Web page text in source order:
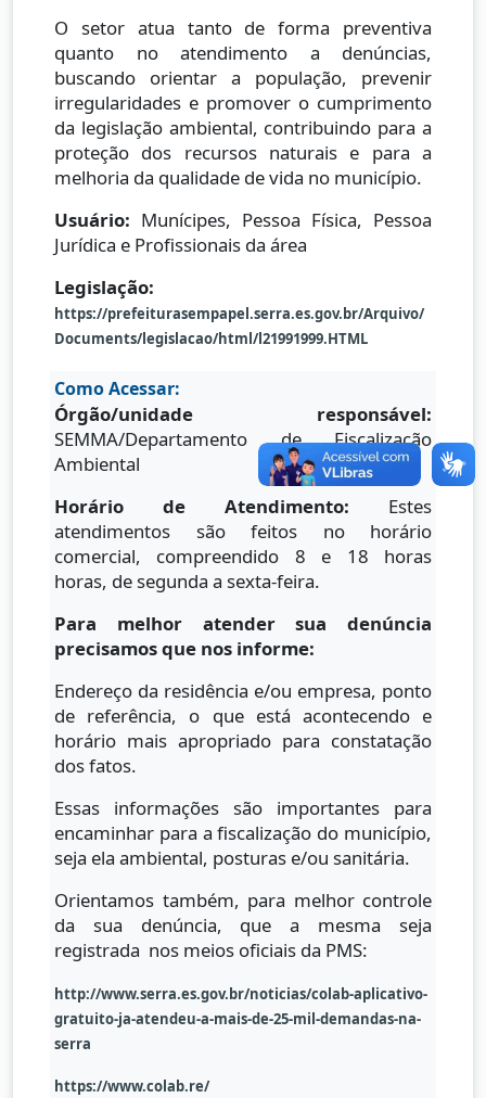
O setor atua tanto de forma preventiva
quanto no atendimento a denúncias,
buscando orientar a população, prevenir
irregularidades e promover o cumprimento
da legislação ambiental, contribuindo para a
proteção dos recursos naturais e para a
melhoria da qualidade de vida no município.
Usuário: Munícipes, Pessoa Física, Pessoa
Jurídica e Profissionais da área
Legislação:
https://prefeiturasempapel.serra.es.gov.br/Arquivo/
Documents/legislacao/html/l21991999.HTML
Como Acessar:
Órgão/unidade responsável:
SEMMA/Departamento de Fiscalização
Ambiental
Horário de Atendimento: Estes
atendimentos são feitos no horário
comercial, compreendido 8 e 18 horas
horas, de segunda a sexta-feira.
Para melhor atender sua denúncia
precisamos que nos informe:
Endereço da residência e/ou empresa, ponto
de referência, o que está acontecendo e
horário mais apropriado para constatação
dos fatos.
Essas informações são importantes para
encaminhar para a fiscalização do município,
seja ela ambiental, posturas e/ou sanitária.
Orientamos também, para melhor controle
da sua denúncia, que a mesma seja
registrada nos meios oficiais da PMS:
http://www.serra.es.gov.br/noticias/colab-aplicativo-
gratuito-ja-atendeu-a-mais-de-25-mil-demandas-na-
serra
https://www.colab.re/